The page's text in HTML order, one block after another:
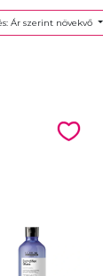
Ár szerint növekvő